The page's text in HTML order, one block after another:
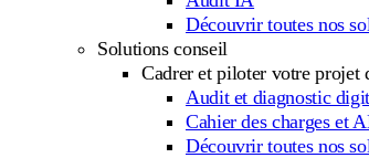
Découvrir toutes nos
Solutions conseil
Cadrer et piloter votre projet
Audit et diagnostic
Cahier des charges et
Découvrir toutes nos